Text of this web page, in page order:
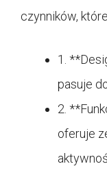
czynników,
1.
pasuje
2.
oferuje